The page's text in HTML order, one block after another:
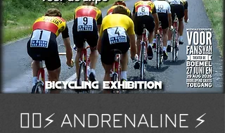
🚴‍♂️⚡ ANDRENALINE ⚡